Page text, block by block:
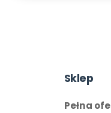
Sklep
Pełna